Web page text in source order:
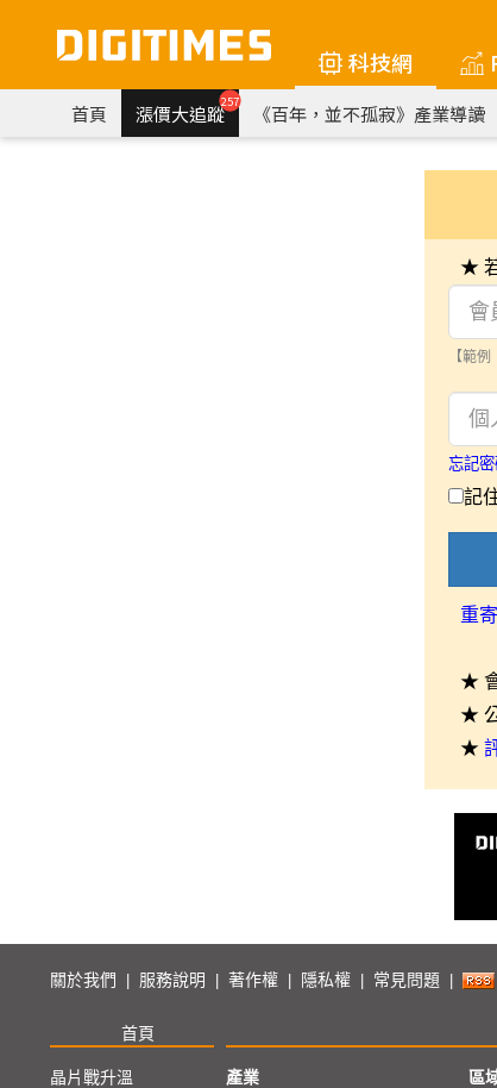
科技網
首頁 漲價大追蹤257 《百年，並不孤寂》產業導讀
★
【範
忘記
記
重
★
★
★
關於我們 服務說明 著作權 隱私權 常見問題
首頁
晶片戰升溫
產業
區